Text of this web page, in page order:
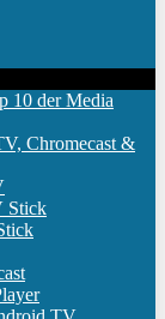
10 der Media
Chromecast &
Stick